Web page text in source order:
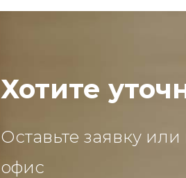
Хотите
Оставьте заявку
офис